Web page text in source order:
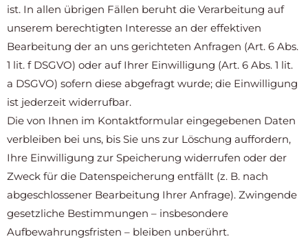
ist. In allen übrigen Fällen beruht die Verarbeitung auf
unserem berechtigten Interesse an der effektiven
Bearbeitung der an uns gerichteten Anfragen (Art. 6 Abs.
1 lit. f DSGVO) oder auf Ihrer Einwilligung (Art. 6 Abs. 1 lit.
a DSGVO) sofern diese abgefragt wurde; die Einwilligung
ist jederzeit widerrufbar.
Die von Ihnen im Kontaktformular eingegebenen Daten
verbleiben bei uns, bis Sie uns zur Löschung auffordern,
Ihre Einwilligung zur Speicherung widerrufen oder der
Zweck für die Datenspeicherung entfällt (z. B. nach
abgeschlossener Bearbeitung Ihrer Anfrage). Zwingende
gesetzliche Bestimmungen – insbesondere
Aufbewahrungsfristen – bleiben unberührt.